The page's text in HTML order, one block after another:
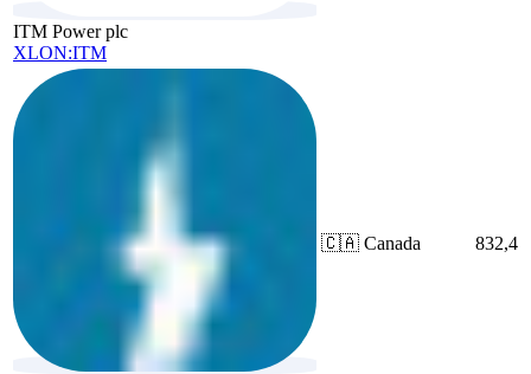
ITM Power plc
XLON:ITM
🇨🇦 Canada 832,4